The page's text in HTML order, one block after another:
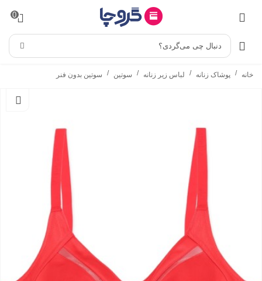
0
دنبال چی می‌گردی؟
خانه / پوشاک زنانه / لباس زیر زنانه / سوتین / سوتین بدون فنر